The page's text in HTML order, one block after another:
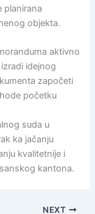
planirana
objekta.
aktivno
idejnog
započeti
početku
suda u
ka jačanju
kvalitetnije i
kantona.
NEXT